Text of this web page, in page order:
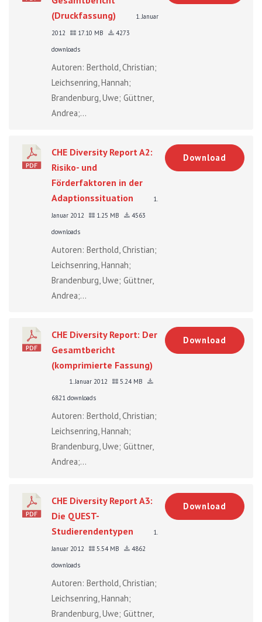
(Druckfassung)
1. Januar
2012
17.10 MB
4273
downloads
Autoren: Berthold, Christian;
Leichsenring, Hannah;
Brandenburg, Uwe; Güttner,
Andrea;...
CHE Diversity Report A2:
Risiko- und
Förderfaktoren in der
Adaptionssituation
1.
Januar 2012
1.25 MB
4563
downloads
Autoren: Berthold, Christian;
Leichsenring, Hannah;
Brandenburg, Uwe; Güttner,
Andrea;...
Download
CHE Diversity Report: Der
Gesamtbericht
(komprimierte Fassung)
1. Januar 2012
5.24 MB
6821 downloads
Autoren: Berthold, Christian;
Leichsenring, Hannah;
Brandenburg, Uwe; Güttner,
Andrea;...
Download
CHE Diversity Report A3:
Die QUEST-
Studierendentypen
1.
Januar 2012
5.54 MB
4862
downloads
Autoren: Berthold, Christian;
Leichsenring, Hannah;
Brandenburg, Uwe; Güttner,
Download